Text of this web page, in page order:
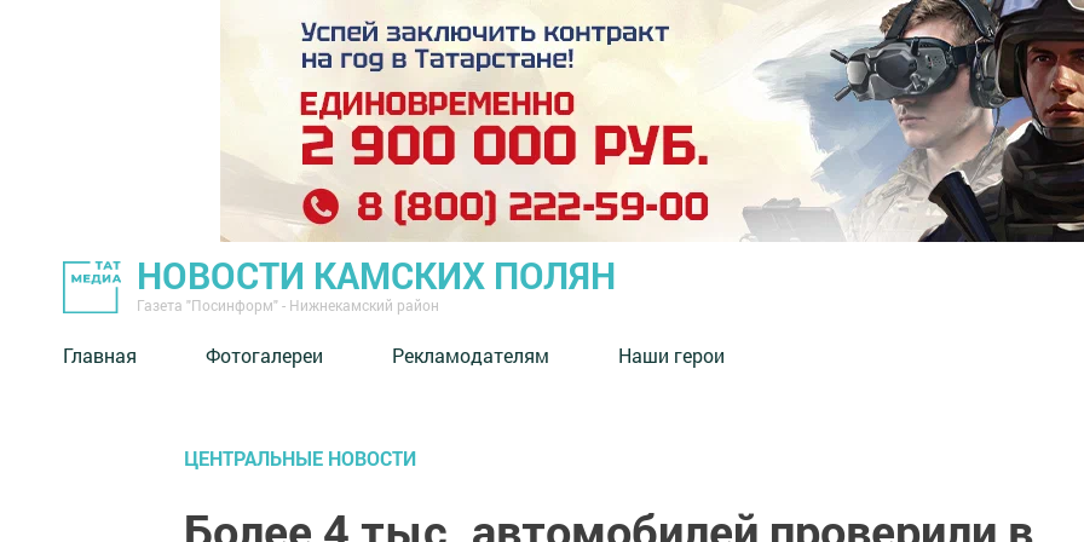
НОВОСТИ КАМСКИХ ПОЛЯН
Газета "Посинформ" - Нижнекамский район
Главная Фотогалереи Рекламодателям Наши герои
ЦЕНТРАЛЬНЫЕ НОВОСТИ
Более 4 тыс. автомобилей проверили в